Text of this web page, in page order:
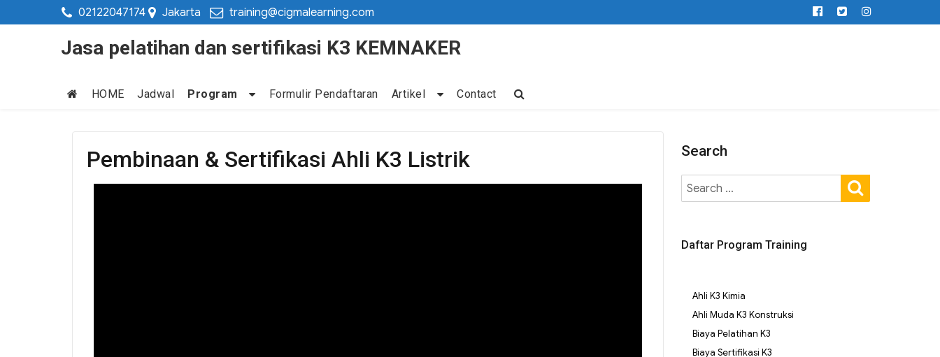
02122047174 Jakarta training@cigmalearning.com
Jasa pelatihan dan sertifikasi K3 KEMNAKER
HOME Jadwal Program Formulir Pendaftaran Artikel Contact
Pembinaan & Sertifikasi Ahli K3 Listrik Search
Daftar Program Training
Ahli K3 Kimia
Ahli Muda K3 Konstruksi
Biaya Pelatihan K3
Biaya Sertifikasi K3